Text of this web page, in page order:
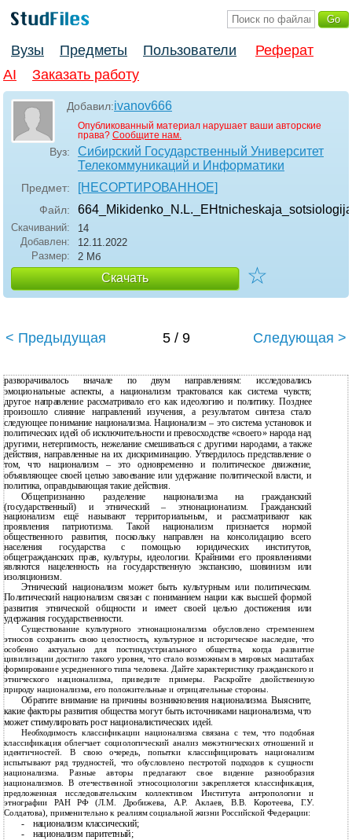
Вузы Предметы Пользователи
Реферат
AI
Заказать работу
Добавил:ivanov666
Опубликованный материал нарушает ваши авторские
права? Сообщите нам.
Вуз:
Сибирский Государственный Университет
Телекоммуникаций и Информатики
Предмет: [НЕСОРТИРОВАННОЕ]
Файл:
Скачиваний:
14
Добавлен:
12.11.2022
Размер:
2 Мб
Скачать ☆
< Предыдущая 5 / 9 Следующая >
разворачивалось вначале по двум направлениям: исследовались
эмоциональные аспекты, а национализм трактовался как система чувств;
другое направление рассматривало его как идеологию и политику. Позднее
произошло слияние направлений изучения, а результатом синтеза стало
следующее понимание национализма. Национализм – это система установок и
политических идей об исключительности и превосходстве «своего» народа над
другими, нетерпимость, нежелание смешиваться с другими народами, а также
действия, направленные на их дискриминацию. Утвердилось представление о
том, что национализм – это одновременно и политическое движение,
объявляющее своей целью завоевание или удержание политической власти, и
политика, оправдывающая такие действия.
Общепризнанно разделение национализма на гражданский
(государственный) и этнический – этнонационализм. Гражданский
национализм ещё называют территориальным, и рассматривают как
проявления патриотизма. Такой национализм признается нормой
общественного развития, поскольку направлен на консолидацию всего
населения государства с помощью юридических институтов,
общегражданских прав, культуры, идеологии. Крайними его проявлениями
являются нацеленность на государственную экспансию, шовинизм или
изоляционизм.
Этнический национализм может быть культурным или политическим.
Политический национализм связан с пониманием нации как высшей формой
развития этнической общности и имеет своей целью достижения или
удержания государственности.
Существование культурного этнонационализма обусловлено стремлением
этносов сохранить свою целостность, культурное и историческое наследие, что
особенно актуально для постиндустриального общества, когда развитие
цивилизации достигло такого уровня, что стало возможным в мировых масштабах
формирование усредненного типа человека. Дайте характеристику гражданского и
этнического национализма, приведите примеры. Раскройте двойственную
природу национализма, его положительные и отрицательные стороны.
Обратите внимание на причины возникновения национализма. Выясните,
какие факторы развития общества могут быть источниками национализма, что
может стимулировать рост националистических идей.
Необходимость классификации национализма связана с тем, что подобная
классификация облегчает социологический анализ межэтнических отношений и
идентичностей. В свою очередь, попытки классифицировать национализм
испытывают ряд трудностей, что обусловлено пестротой подходов к сущности
национализма. Разные авторы предлагают свое видение разнообразия
национализмов. В отечественной этносоциологии закрепляется классификация,
предложенная исследовательским коллективом Института антропологии и
этнографии РАН РФ (Л.М. Дробижева, А.Р. Аклаев, В.В. Коротеева, Г.У.
Солдатова), применительно к реалиям социальной жизни Российской Федерации:
- национализм классический;
- национализм паритетный;